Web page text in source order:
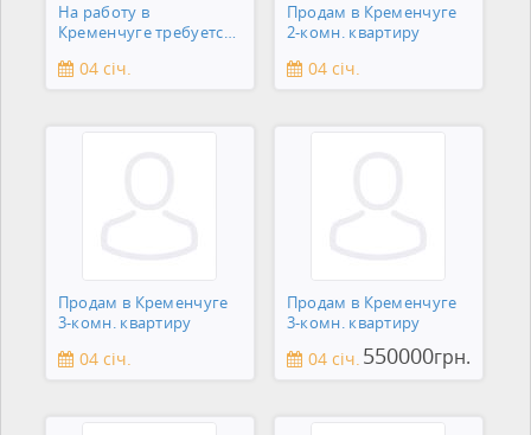
На работу в
Кременчуге требуется
04 січ.
Продам в Кременчуге
2-комн. квартиру
04 січ.
Продам в Кременчуге
3-комн. квартиру
04 січ.
Продам в Кременчуге
3-комн. квартиру
04 січ. 550000грн.